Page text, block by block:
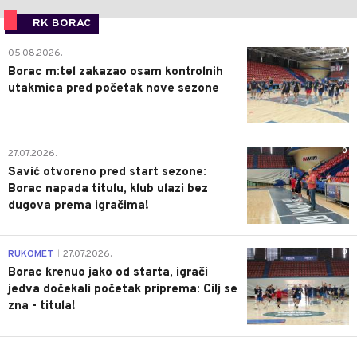
RK BORAC
0
05.08.2026.
Borac m:tel zakazao osam kontrolnih
utakmica pred početak nove sezone
0
27.07.2026.
Savić otvoreno pred start sezone:
Borac napada titulu, klub ulazi bez
dugova prema igračima!
0
RUKOMET 27.07.2026.
Borac krenuo jako od starta, igrači
jedva dočekali početak priprema: Cilj se
zna - titula!